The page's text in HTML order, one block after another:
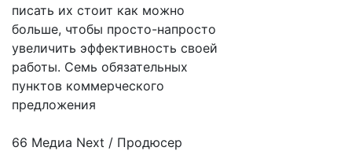
писать их стоит как можно
больше, чтобы просто-напросто
увеличить эффективность своей
работы. Семь обязательных
пунктов коммерческого
предложения
66 Медиа Next / Продюсер